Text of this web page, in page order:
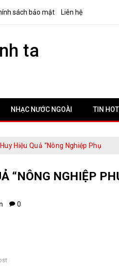
sách bảo mật Liên hệ
ta
NHẠC NƯỚC NGOÀI TIN HOT
Hiệu Quả “Nông Nghiệp Phụ
“NÔNG NGHIỆP
0